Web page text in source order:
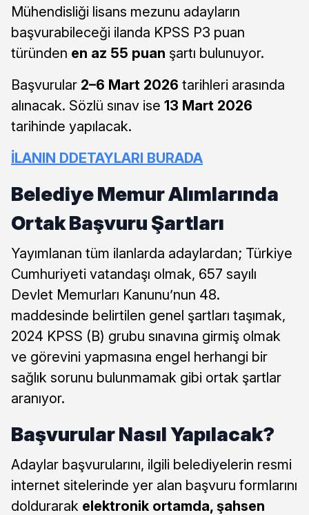
Mühendisliği lisans mezunu adayların
başvurabileceği ilanda KPSS P3 puan
türünden en az 55 puan şartı bulunuyor.
Başvurular 2–6 Mart 2026 tarihleri arasında
alınacak. Sözlü sınav ise 13 Mart 2026
tarihinde yapılacak.
İLANIN DDETAYLARI BURADA
Belediye Memur Alımlarında
Ortak Başvuru Şartları
Yayımlanan tüm ilanlarda adaylardan; Türkiye
Cumhuriyeti vatandaşı olmak, 657 sayılı
Devlet Memurları Kanunu’nun 48.
maddesinde belirtilen genel şartları taşımak,
2024 KPSS (B) grubu sınavına girmiş olmak
ve görevini yapmasına engel herhangi bir
sağlık sorunu bulunmamak gibi ortak şartlar
aranıyor.
Başvurular Nasıl Yapılacak?
Adaylar başvurularını, ilgili belediyelerin resmi
internet sitelerinde yer alan başvuru formlarını
doldurarak elektronik ortamda, şahsen